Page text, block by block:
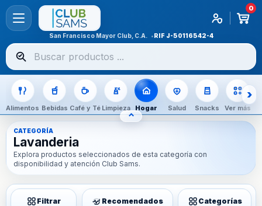
0
San Francisco Mayor Club, C.A. RIF J-50116542-4
Buscar
productos
Alimentos Bebidas Café y Té Limpieza Hogar Salud Snacks Ver más
⌃OCULTAR CATEGORÍAS
CATEGORÍA
Lavanderia
Explora productos seleccionados de esta categoría con
disponibilidad y atención Club Sams.
Filtrar Recomendados Categorías